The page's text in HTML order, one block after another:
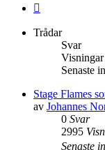
Trådar
Svar
Visningar
Senaste
Stage Flames
av Johannes
0 Svar
2995
Senaste